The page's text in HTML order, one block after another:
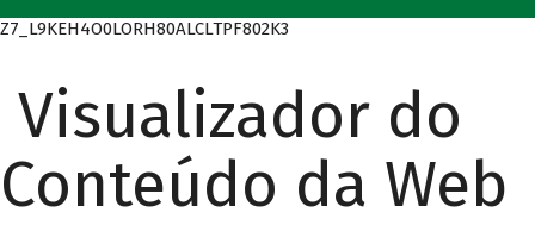
Z7_L9KEH4O0LORH80ALCLTPF802K3
Visualizador do
Conteúdo da Web